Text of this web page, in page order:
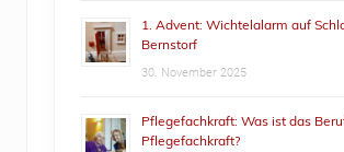
1. Advent: Wichtelalarm auf
Bernstorf
30. November 2025
Pflegefachkraft: Was ist das
Pflegefachkraft?